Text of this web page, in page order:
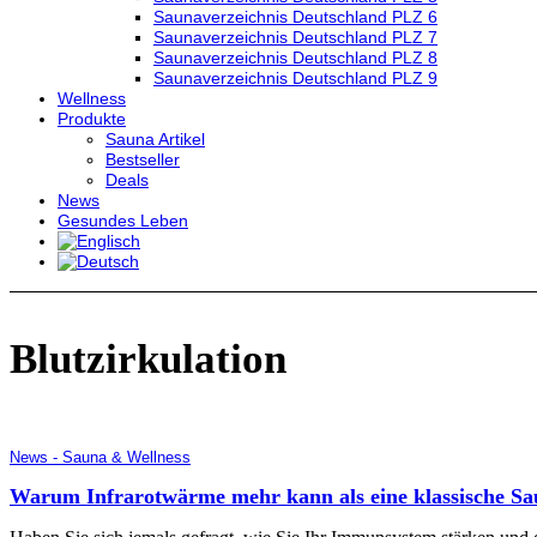
Saunaverzeichnis Deutschland PLZ 6
Saunaverzeichnis Deutschland PLZ 7
Saunaverzeichnis Deutschland PLZ 8
Saunaverzeichnis Deutschland PLZ 9
Wellness
Produkte
Sauna Artikel
Bestseller
Deals
News
Gesundes Leben
Blutzirkulation
News - Sauna & Wellness
Warum Infrarotwärme mehr kann als eine klassische